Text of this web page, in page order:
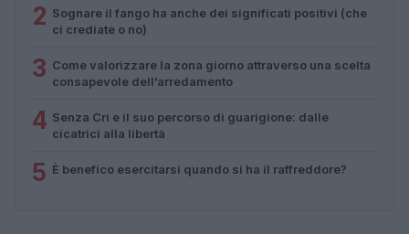
2 Sognare il fango ha anche dei significati positivi (che
ci crediate o no)
3 Come valorizzare la zona giorno attraverso una scelta
consapevole dell’arredamento
4 Senza Cri e il suo percorso di guarigione: dalle
cicatrici alla libertà
5 È benefico esercitarsi quando si ha il raffreddore?